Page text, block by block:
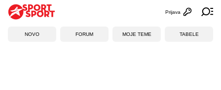
Otvori
Prijava
NOVO FORUM MOJE TEME TABELE